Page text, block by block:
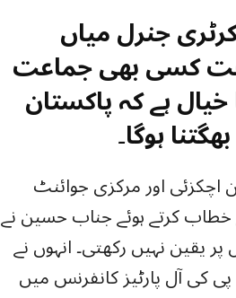
جنرل میاں
کسی بھی جماعت
ہے کہ پاکستان
ہوگا۔
اور مرکزی جوائنٹ
کرتے ہوئے جناب حسین نے
یقین نہیں رکھتی۔ انہوں نے
کی آل پارٹیز کانفرنس میں